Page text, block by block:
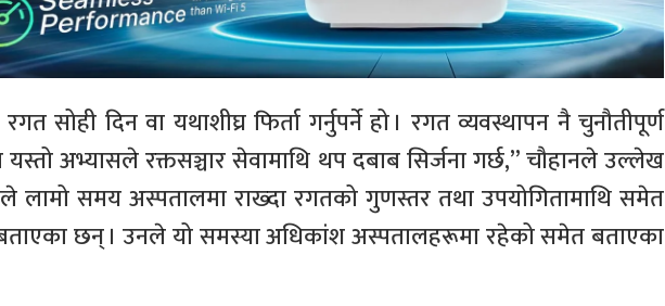
सोही दिन वा यथाशीघ्र फिर्ता गर्नुपर्ने हो । रगत व्यवस्थापन नै चुनौतीपूर्ण
अभ्यासले रक्तसञ्चार सेवामाथि थप दबाब सिर्जना गर्छ,” चौहानले उल्लेख
लामो समय अस्पतालमा राख्दा रगतको गुणस्तर तथा उपयोगितामाथि समेत
छन् । उनले यो समस्या अधिकांश अस्पतालहरूमा रहेको समेत बताएका